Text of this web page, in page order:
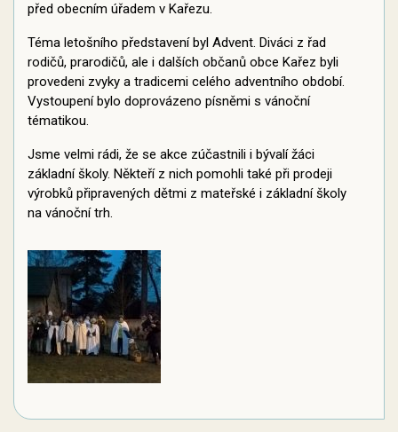
před obecním úřadem v Kařezu.
Téma letošního představení byl Advent. Diváci z řad
rodičů, prarodičů, ale i dalších občanů obce Kařez byli
provedeni zvyky a tradicemi celého adventního období.
Vystoupení bylo doprovázeno písněmi s vánoční
tématikou.
Jsme velmi rádi, že se akce zúčastnili i bývalí žáci
základní školy. Někteří z nich pomohli také při prodeji
výrobků připravených dětmi z mateřské i základní školy
na vánoční trh.